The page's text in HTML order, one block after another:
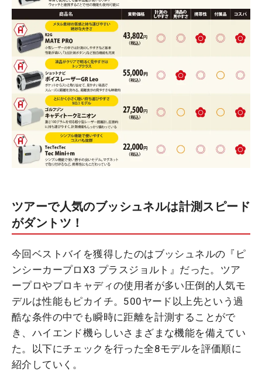
ツアーで人気のブッシュネルは計測スピード
がダントツ！
今回ベストバイを獲得したのはブッシュネルの『ピ
ンシーカープロX3 プラスジョルト』だった。ツア
ープロやプロキャディの使用者が多い圧倒的人気モ
デルは性能もピカイチ。500ヤード以上先という過
酷な条件の中でも瞬時に距離を計測することがで
き、ハイエンド機らしいさまざまな機能を備えてい
た。以下にチェックを行った全8モデルを評価順に
紹介していく。